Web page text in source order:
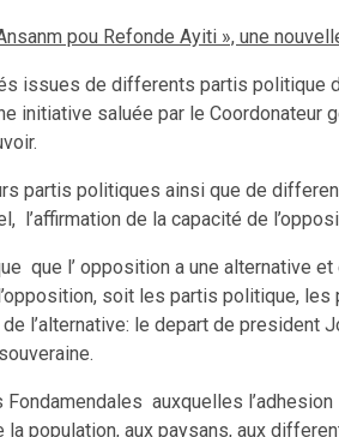
pou Refonde Ayiti », une
issues de differents partis politique
initiative saluée par le
partis politiques ainsi que de
l’affirmation de la capacité de
que l’ opposition a une alternative
soit les partis politique,
l’alternative: le depart de president
Fondamendales auxquelles
population, aux paysans, aux